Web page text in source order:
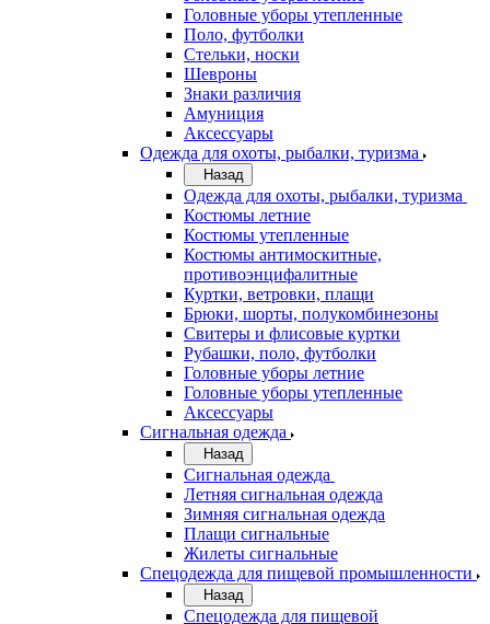
Головные уборы утепленные
Поло, футболки
Стельки, носки
Шевроны
Знаки различия
Амуниция
Аксессуары
Одежда для охоты, рыбалки, туризма
Назад
Одежда для охоты, рыбалки, туризма
Костюмы летние
Костюмы утепленные
Костюмы антимоскитные,
противоэнцифалитные
Куртки, ветровки, плащи
Брюки, шорты, полукомбинезоны
Свитеры и флисовые куртки
Рубашки, поло, футболки
Головные уборы летние
Головные уборы утепленные
Аксессуары
Сигнальная одежда
Назад
Сигнальная одежда
Летняя сигнальная одежда
Зимняя сигнальная одежда
Плащи сигнальные
Жилеты сигнальные
Спецодежда для пищевой промышленности
Назад
Спецодежда для пищевой